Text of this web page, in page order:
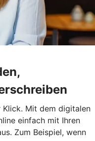
Klick. Mit dem digitalen
einfach mit Ihren
Zum Beispiel, wenn